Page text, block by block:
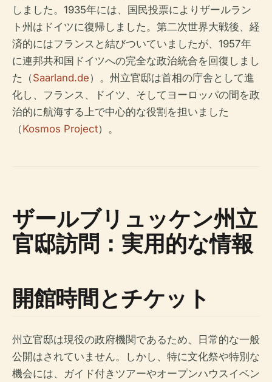
しました。1935年には、国民投票によりザールラン
ト州はドイツに復帰しました。第二次世界大戦後、経
済的にはフランスと結びついていましたが、1957年
に連邦共和国ドイツへの完全な政治統合を回復しまし
た（Saarland.de）。州立官邸は首相の庁舎として進
化し、フランス、ドイツ、そしてヨーロッパの間を政
治的に航海する上で中心的な役割を担いました
（Kosmos Project）。
ザールブリュッケン州立
官邸訪問：実用的な情報
開館時間とチケット
州立官邸は現役の政府機関であるため、日常的な一般
公開はされていません。しかし、特に文化祭や特別な
機会には、ガイド付きツアーやオープンハウスイベン